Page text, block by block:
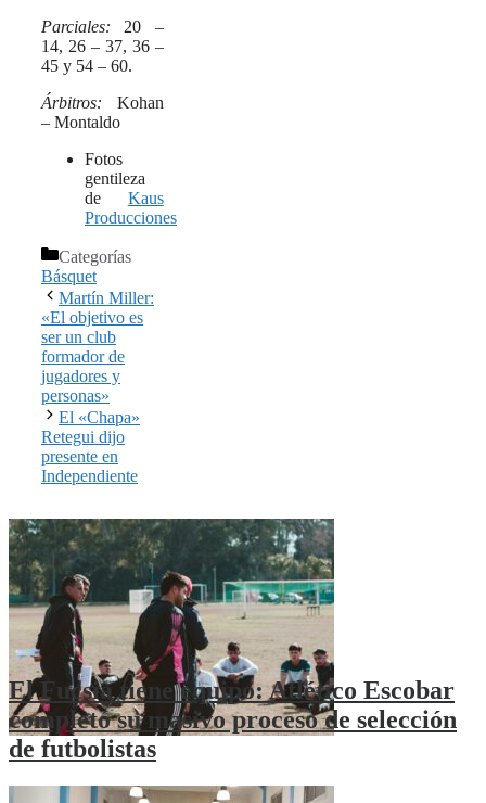
Parciales: 20 –
14, 26 – 37, 36 –
45 y 54 – 60.
Árbitros: Kohan
– Montaldo
Fotos
gentileza
de Kaus
Producciones
Categorías
Básquet
Martín Miller:
«El objetivo es
ser un club
formador de
jugadores y
personas»
El «Chapa»
Retegui dijo
presente en
Independiente
El Fucsia tiene equipo: Atlético Escobar
completó su masivo proceso de selección
de futbolistas